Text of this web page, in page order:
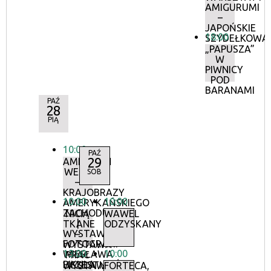
AMIGURUMI
–
JAPOŃSKIE
18:00
„PAPUSZA”
W
PIWNICY
POD
BARANAMI
PAŹ
28
PIĄ
10:00
AMERICAN
WEST
–
KRAJOBRAZY
AMERYKAŃSKIEGO
ZACHODU
|
WYSTAWA
FOTOGRAFII
WIESŁAWA
PIKULA
10:00
NICIĄ
TKANE
–
WYSTAWA
PRAC
UCZESTNIKÓW
13:00
WYSTAWA
PAŹ
29
SOB
10:00
WAWEL
ODZYSKANY
10:00
FORTECA,